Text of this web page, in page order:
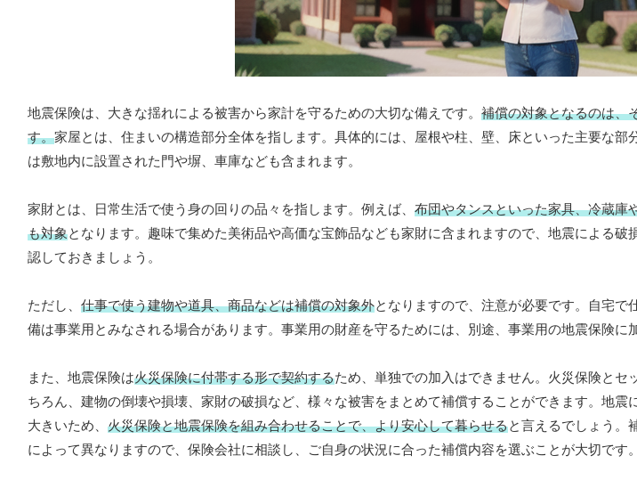
地震保険は、大きな揺れによる被害から家計を守るための大切な備えです。 補償の対象となるのは、
す。家屋とは、住まいの構造部分全体を指します。具体的には、屋根や柱、壁、床といった主要な部
は敷地内に設置された門や塀、車庫なども含まれます。
家財とは、日常生活で使う身の回りの品々を指します。例えば、 布団やタンスといった家具、冷蔵庫
も対象となります。趣味で集めた美術品や高価な宝飾品なども家財に含まれますので、地震による
認しておきましょう。
ただし、 仕事で使う建物や道具、商品などは補償の対象外となりますので、注意が必要です。自宅
備は事業用とみなされる場合があります。事業用の財産を守るためには、別途、事業用の地震保険に
また、地震保険は火災保険に付帯する形で契約するため、単独での加入はできません。火災保険とセ
ちろん、建物の倒壊や損壊、家財の破損など、様々な被害をまとめて補償することができます。地震
大きいため、 火災保険と地震保険を組み合わせることで、より安心して暮らせると言えるでしょう。
によって異なりますので、保険会社に相談し、ご自身の状況に合った補償内容を選ぶことが大切です。